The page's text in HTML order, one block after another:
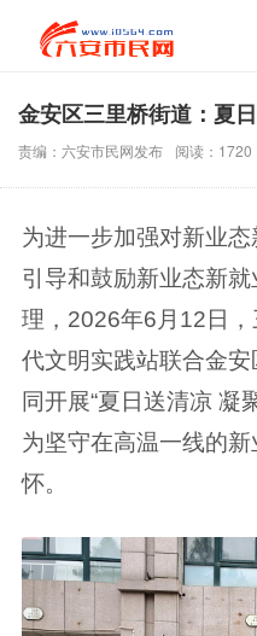
金安区三里桥街道：夏
责编：六安市民网发布 阅读：1720
为进一步加强对新业态
引导和鼓励新业态新
理，2026年6月12日
代文明实践站联合金
同开展“夏日送清凉 凝
为坚守在高温一线的
怀。